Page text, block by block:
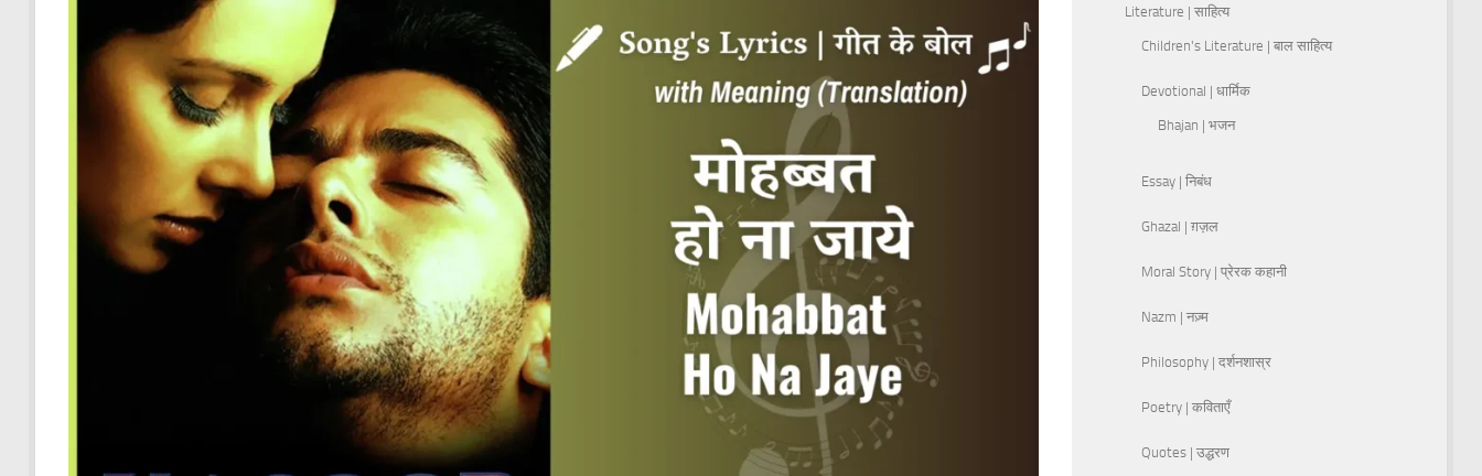
Literature | साहित्य
Children's Literature | बाल साहित्य
Devotional | धार्मिक
Bhajan | भजन
Essay | निबंध
Ghazal | ग़ज़ल
Moral Story | प्रेरक कहानी
Nazm | नज़्म
Philosophy | दर्शनशास्र
Poetry | कविताएँ
Quotes | उद्धरण